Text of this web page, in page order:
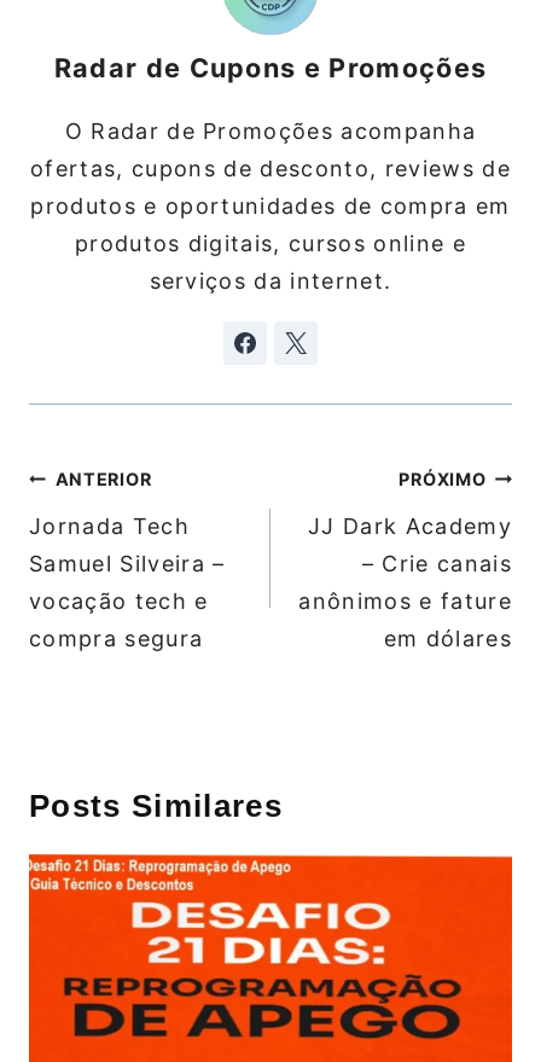
Radar de Cupons e Promoções
O Radar de Promoções acompanha
ofertas, cupons de desconto, reviews de
produtos e oportunidades de compra em
produtos digitais, cursos online e
serviços da internet.
Navegação
de
Post
ANTERIOR
Jornada Tech
Samuel Silveira –
vocação tech e
compra segura
PRÓXIMO
JJ Dark Academy
– Crie canais
anônimos e fature
em dólares
Posts Similares